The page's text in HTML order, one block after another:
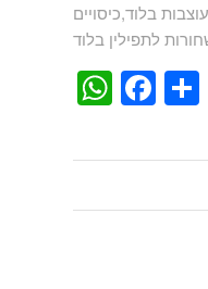
בלוד,כיסויים